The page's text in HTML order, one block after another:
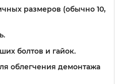
размеров (обычно 10,
болтов и гайок.
облегчения демонтажа